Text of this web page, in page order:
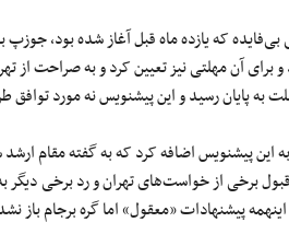
که یازده ماه قبل آغاز شده بود، جوزپ
برای آن مهلتی نیز تعیین کرد و به صراحت از
پایان رسید و این پیشنویس نه مورد توافق
پیشنویس اضافه کرد که به گفته مقام
برخی از خواست‌های تهران و رد برخی دیگر
پیشنهادات «معقول» اما گره برجام باز